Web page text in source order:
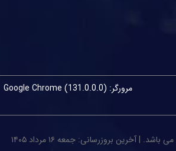
مرورگر: Google Chrome (131.0.0.0)
بروزرسانی: جمعه ۱۶ مرداد ۱۴۰۵